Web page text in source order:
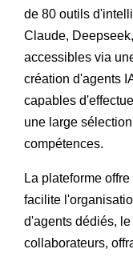
de 80 outils
Claude,
accessibles via
création d'agents
capables
une large
compétences.
La plateforme
facilite
d'agents dédiés,
collaborateurs,